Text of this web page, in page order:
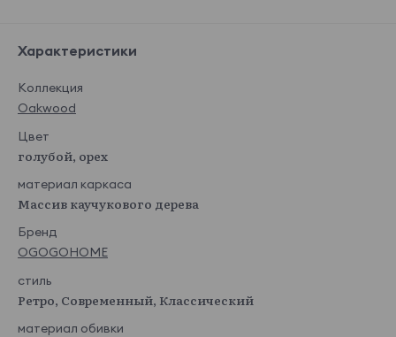
Характеристики
Коллекция
Oakwood
Цвет
голубой, орех
материал каркаса
Массив каучукового дерева
Бренд
OGOGOHOME
стиль
Ретро, Современный, Классический
материал обивки